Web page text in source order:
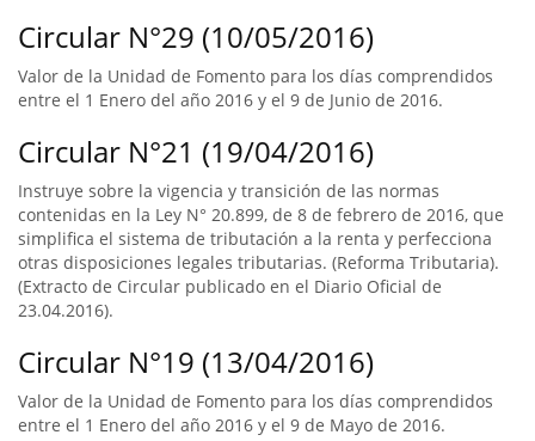
Circular N°29 (10/05/2016)
Valor de la Unidad de Fomento para los días comprendidos
entre el 1 Enero del año 2016 y el 9 de Junio de 2016.
Circular N°21 (19/04/2016)
Instruye sobre la vigencia y transición de las normas
contenidas en la Ley N° 20.899, de 8 de febrero de 2016, que
simplifica el sistema de tributación a la renta y perfecciona
otras disposiciones legales tributarias. (Reforma Tributaria).
(Extracto de Circular publicado en el Diario Oficial de
23.04.2016).
Circular N°19 (13/04/2016)
Valor de la Unidad de Fomento para los días comprendidos
entre el 1 Enero del año 2016 y el 9 de Mayo de 2016.